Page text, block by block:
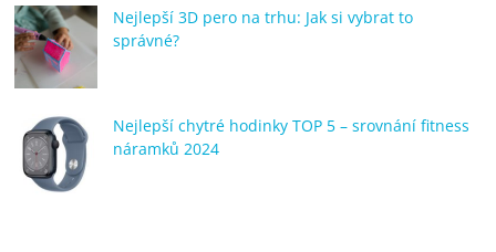
Nejlepší 3D pero na trhu: Jak si vybrat to
správné?
Nejlepší chytré hodinky TOP 5 – srovnání fitness
náramků 2024